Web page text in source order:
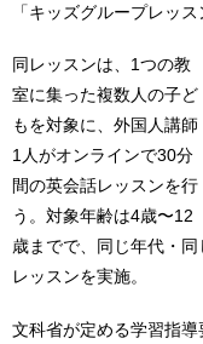
「キッズグループレッ
同レッスンは、1つの教
室に集った複数人の子ど
もを対象に、外国人講師
1人がオンラインで30分
間の英会話レッスンを行
う。対象年齢は4歳〜12
歳までで、同じ年代・
レッスンを実施。
文科省が定める学習指